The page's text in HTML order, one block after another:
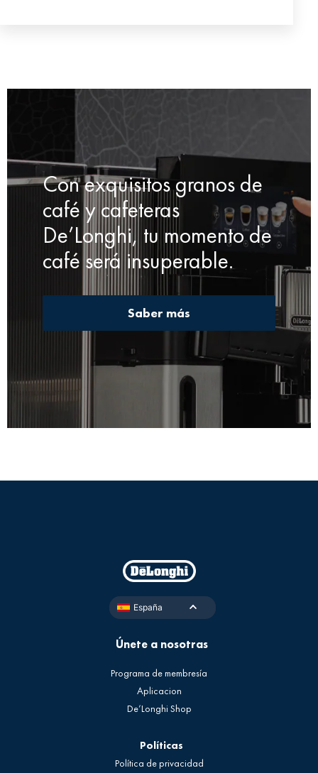
Con exquisitos granos de
café y cafeteras
De’Longhi, tu momento de
café será insuperable.
Saber más
España
Únete a nosotras
Programa de membresía
Aplicacion
De’Longhi Shop
Políticas
Política de privacidad